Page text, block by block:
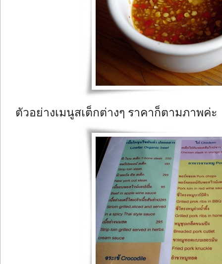
ตัวอย่างเมนูสเต็กต่างๆ ราคาก็ตามภาพค่ะ